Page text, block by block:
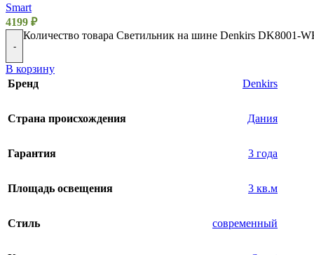
Smart
4199 ₽
-
Количество товара Светильник на шине Denkirs DK8001-
В корзину
Бренд
Denkirs
Страна происхождения Дания
Гарантия 3 года
Площадь освещения 3 кв.м
Стиль современный